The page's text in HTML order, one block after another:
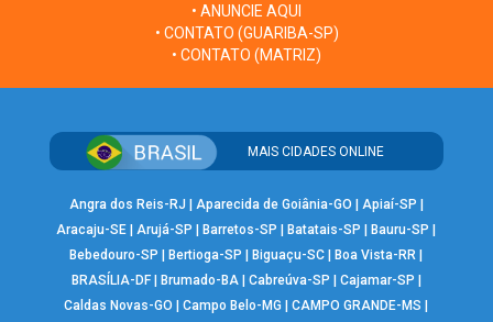
• ANUNCIE AQUI
• CONTATO (GUARIBA-SP)
• CONTATO (MATRIZ)
MAIS CIDADES ONLINE
Angra dos Reis-RJ Aparecida de Goiânia-GO Apiaí-SP
Aracaju-SE |Arujá-SP Barretos-SP Batatais-SP Bauru-SP
Bebedouro-SP
Bertioga-SP Biguaçu-SC Boa Vista-RR
BRASÍLIA-DF| Brumado-BA| Cabreúva-SP Cajamar-SP
Caldas Novas-GO
|Campo Belo-MG |CAMPO GRANDE-MS